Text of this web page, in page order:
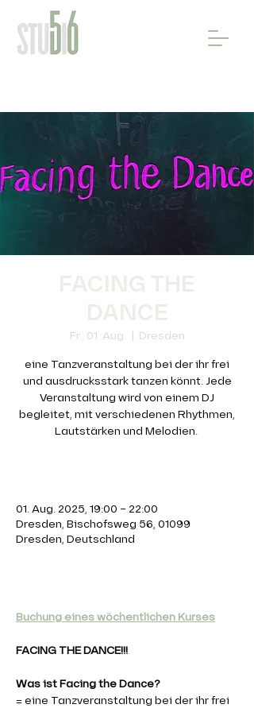
FACING THE
DANCE
Fr., 01. Aug.
  |
Dresden
eine Tanzveranstaltung bei der ihr frei
und ausdrucksstark tanzen könnt. Jede
Veranstaltung wird von einem DJ
begleitet, mit verschiedenen Rhythmen,
Lautstärken und Melodien.
01. Aug. 2025, 19:00 – 22:00
Dresden, Bischofsweg 56, 01099
Dresden, Deutschland
Buchung eines wöchentlichen Kurses
FACING THE DANCE!!!
Was ist Facing the Dance?
= eine Tanzveranstaltung bei der ihr frei